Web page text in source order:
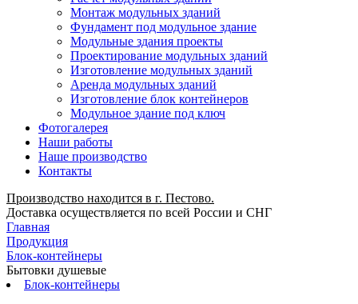
Монтаж модульных зданий
Фундамент под модульное здание
Модульные здания проекты
Проектирование модульных зданий
Изготовление модульных зданий
Аренда модульных зданий
Изготовление блок контейнеров
Модульное здание под ключ
Фотогалерея
Наши работы
Наше производство
Контакты
Производство находится в г. Пестово.
Доставка осуществляется по всей России и СНГ
Главная
Продукция
Блок-контейнеры
Бытовки душевые
Блок-контейнеры